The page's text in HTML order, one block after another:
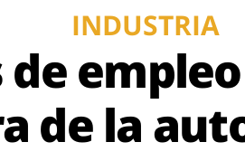
INDUSTRIA
de la